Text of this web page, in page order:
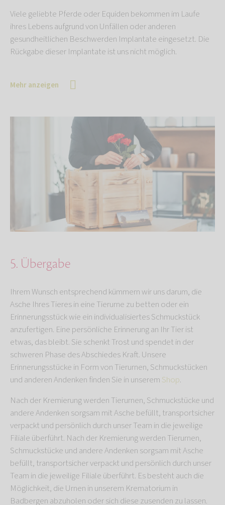
Viele geliebte Pferde oder Equiden bekommen im Laufe
ihres Lebens aufgrund von Unfällen oder anderen
gesundheitlichen Beschwerden Implantate eingesetzt. Die
Rückgabe dieser Implantate ist uns nicht möglich.
Mehr anzeigen
5. Übergabe
Ihrem Wunsch entsprechend kümmern wir uns darum, die
Asche Ihres Tieres in eine Tierurne zu betten oder ein
Erinnerungsstück wie ein individualisiertes Schmuckstück
anzufertigen. Eine persönliche Erinnerung an Ihr Tier ist
etwas, das bleibt. Sie schenkt Trost und spendet in der
schweren Phase des Abschiedes Kraft. Unsere
Erinnerungsstücke in Form von Tierurnen, Schmuckstücken
und anderen Andenken finden Sie in unserem Shop.
Nach der Kremierung werden Tierurnen, Schmuckstücke und
andere Andenken sorgsam mit Asche befüllt, transportsicher
verpackt und persönlich durch unser Team in die jeweilige
Filiale überführt. Nach der Kremierung werden Tierurnen,
Schmuckstücke und andere Andenken sorgsam mit Asche
befüllt, transportsicher verpackt und persönlich durch unser
Team in die jeweilige Filiale überführt. Es besteht auch die
Möglichkeit, die Urnen in unserem Krematorium in
Badbergen abzuholen oder sich diese zusenden zu lassen.